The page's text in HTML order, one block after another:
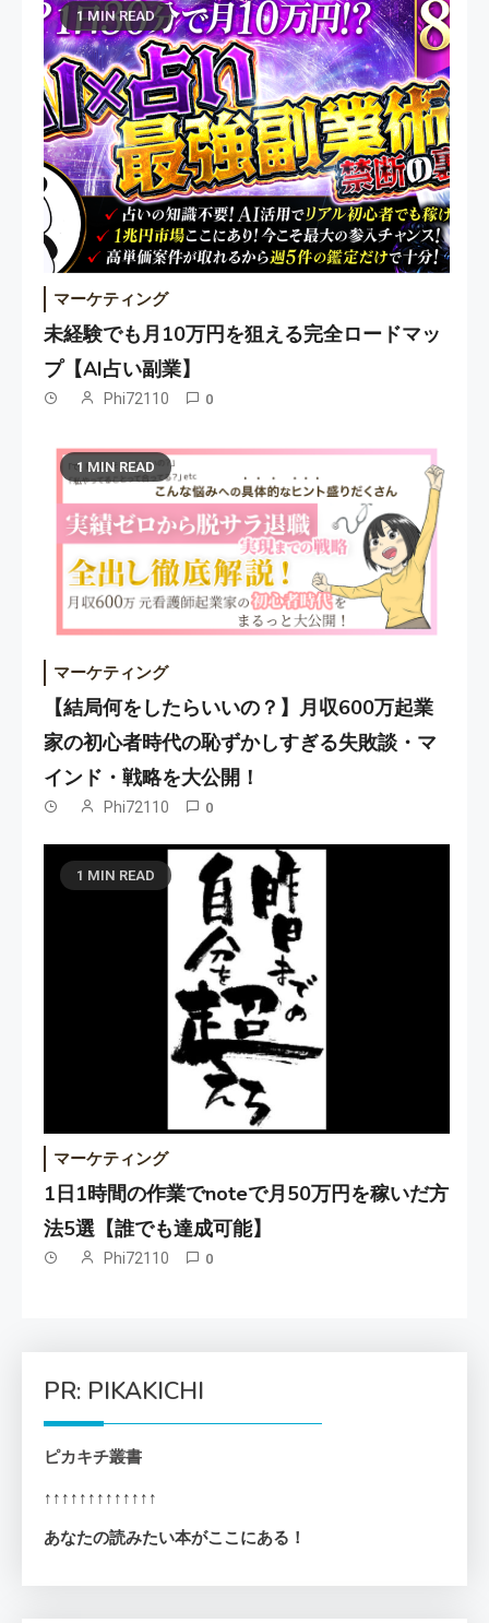
1 MIN READ
マーケティング
未経験でも月10万円を狙える完全ロードマッ
プ【AI占い副業】
Phi72110 0
1 MIN READ
マーケティング
【結局何をしたらいいの？】月収600万起業
家の初心者時代の恥ずかしすぎる失敗談・マ
インド・戦略を大公開！
Phi72110 0
1 MIN READ
マーケティング
1日1時間の作業でnoteで月50万円を稼いだ方
法5選【誰でも達成可能】
Phi72110 0
PR: PIKAKICHI
ピカキチ叢書
↑↑↑↑↑↑↑↑↑↑↑↑↑
あなたの読みたい本がここにある！